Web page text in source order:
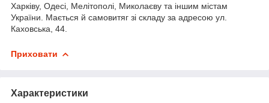
Харківу, Одесі, Мелітополі, Миколаєву та іншим містам
України. Мається й самовитяг зі складу за адресою ул.
Каховська, 44.
Приховати
Характеристики